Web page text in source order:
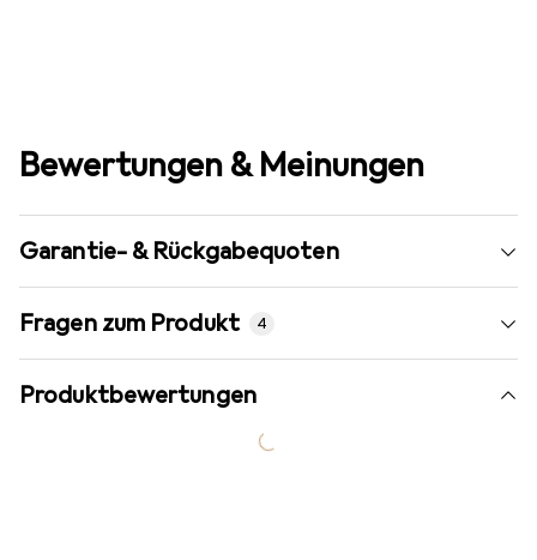
Bewertungen & Meinungen
Garantie- & Rückgabequoten
Fragen zum Produkt 4
Produktbewertungen